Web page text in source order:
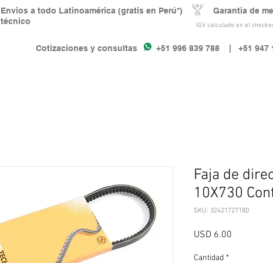
IGV calculado en el
Cotizaciones y consultas +51 996 839 788 | +51 947
Envios a todo Latinoamérica (gratis en Perú*) Garantia de
técnico
Faja de
10X730
SKU: 32421727180
USD 6.00
Cantidad *